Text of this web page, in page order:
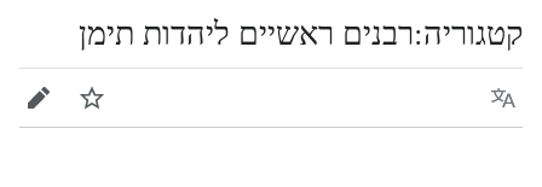
קטגוריה:רבנים ראשיים ליהדות תימן
שפה מעקב